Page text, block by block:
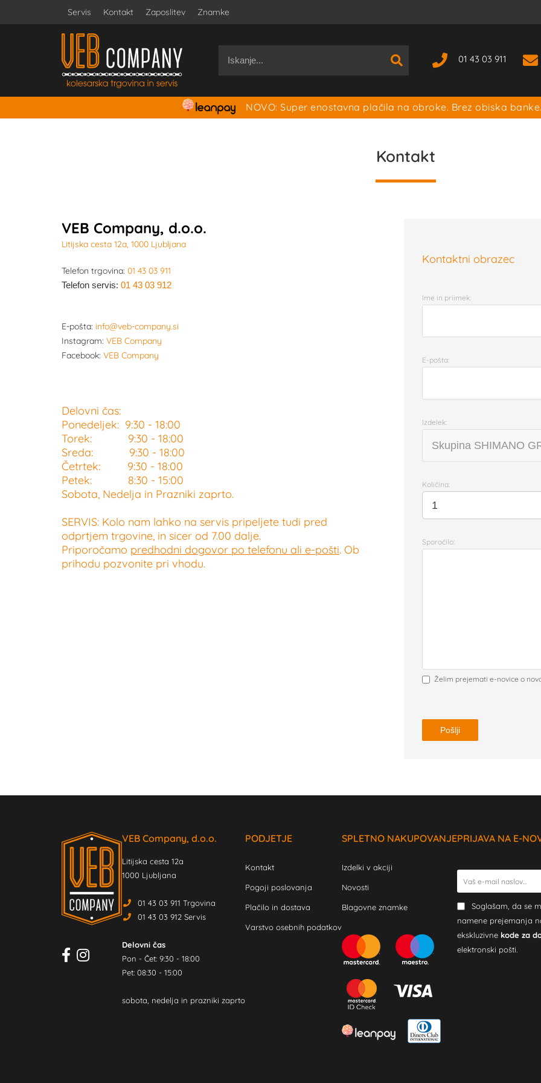
Servis Kontakt Zaposlitev Znamke
01 43 03 911
NOVO: Super enostavna plačila na obroke. Brez obiska banke.
Kontakt
Kontaktni obrazec
Ime in priimek:
E-pošta:
Izdelek:
Količina:
Sporočilo:
Želim prejemati e-novice o
VEB Company, d.o.o.
Litijska cesta 12a, 1000 Ljubljana
Telefon trgovina: 01 43 03 911
Telefon servis: 01 43 03 912
E-pošta: info@veb-company.si
Instagram: VEB Company
Facebook: VEB Company
Delovni čas:
Ponedeljek: 9:30 - 18:00
Torek: 9:30 - 18:00
Sreda: 9:30 - 18:00
Četrtek: 9:30 - 18:00
Petek: 8:30 - 15:00
Sobota, Nedelja in Prazniki zaprto.
SERVIS: Kolo nam lahko na servis pripeljete tudi pred
odprtjem trgovine, in sicer od 7.00 dalje.
Priporočamo predhodni dogovor po telefonu ali e-pošti. Ob
prihodu pozvonite pri vhodu.
VEB Company, d.o.o.
Litijska cesta 12a
1000 Ljubljana
01 43 03 911 Trgovina
01 43 03 912 Servis
Delovni čas
Pon - Čet: 9:30 - 18:00
Pet: 08:30 - 15:00
sobota, nedelja in prazniki zaprto
PODJETJE
Kontakt
Pogoji poslovanja
Plačilo in dostava
Varstvo osebnih podatkov
SPLETNO NAKUPOVANJE
Izdelki v akciji
Novosti
Blagovne znamke
PRIJAVA NA E-
Soglašam, da se
namene prejemanja
ekskluzivne kode za
elektronski pošti.